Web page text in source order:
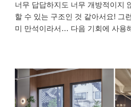
너무 답답하지도 너무 개방적이지
할 수 있는 구조인 것 같아서요! 그
미 만석이라서… 다음 기회에 사용